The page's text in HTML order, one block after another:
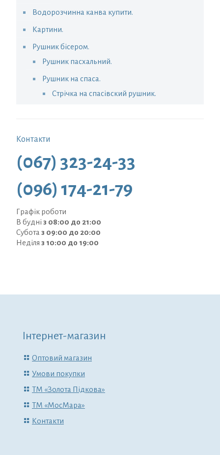
Водорозчинна канва купити.
Картини.
Рушник бісером.
Рушник пасхальний.
Рушник на спаса.
Стрічка на спасівский рушник.
Контакти
(067) 323-24-33
(096) 174-21-79
Графік роботи
В будні з 08:00 до 21:00
Субота з 09:00 до 20:00
Неділя з 10:00 до 19:00
Інтернет-магазин
Оптовий магазин
Умови покупки
ТМ «Золота Підкова»
ТМ «МосМара»
Контакти